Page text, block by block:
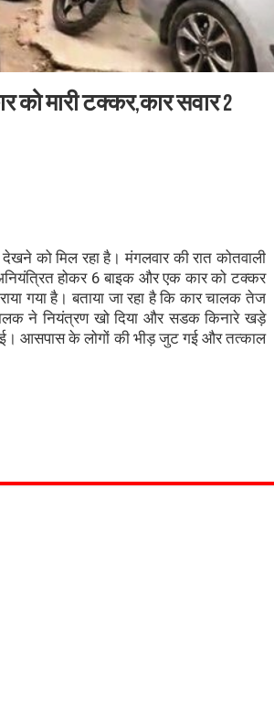
को मारी टक्कर,कार सवार 2
को मिल रहा है। मंगलवार की रात कोतवाली
होकर 6 बाइक और एक कार को टक्कर
गया है। बताया जा रहा है कि कार चालक तेज
ने नियंत्रण खो दिया और सडक किनारे खड़े
आसपास के लोगों की भीड़ जुट गई और तत्काल